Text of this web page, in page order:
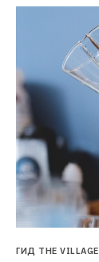
ГИД THE VILLAGE